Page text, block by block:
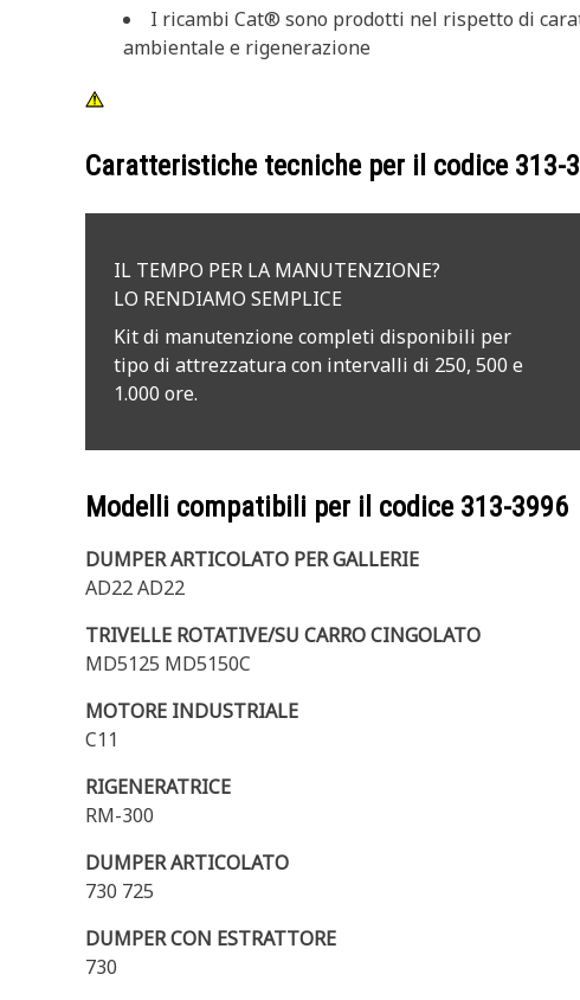
I ricambi Cat® sono prodotti nel rispetto di
ambientale e rigenerazione
Caratteristiche tecniche per il codice 313-
IL TEMPO PER LA MANUTENZIONE?
LO RENDIAMO SEMPLICE
Kit di manutenzione completi disponibili per
tipo di attrezzatura con intervalli di 250, 500 e
1.000 ore.
Modelli compatibili per il codice 313-3996
DUMPER ARTICOLATO PER GALLERIE
AD22 AD22
TRIVELLE ROTATIVE/SU CARRO CINGOLATO
MD5125 MD5150C
MOTORE INDUSTRIALE
C11
RIGENERATRICE
RM-300
DUMPER ARTICOLATO
730 725
DUMPER CON ESTRATTORE
730